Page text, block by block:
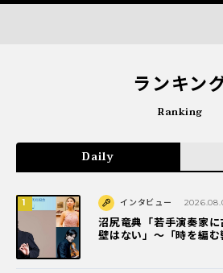
ランキン
Ranking
Daily
インタビュー
沼尻竜典「若手演奏家
壁はない」～「時を編